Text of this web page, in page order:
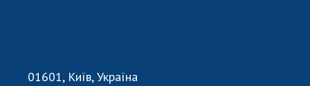
01601, Київ, Україна